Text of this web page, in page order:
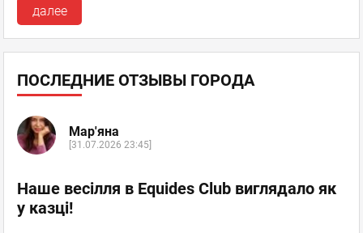
далее
ПОСЛЕДНИЕ ОТЗЫВЫ ГОРОДА
Мар'яна
[31.07.2026 23:45]
Наше весілля в Equides Club виглядало як
у казці!